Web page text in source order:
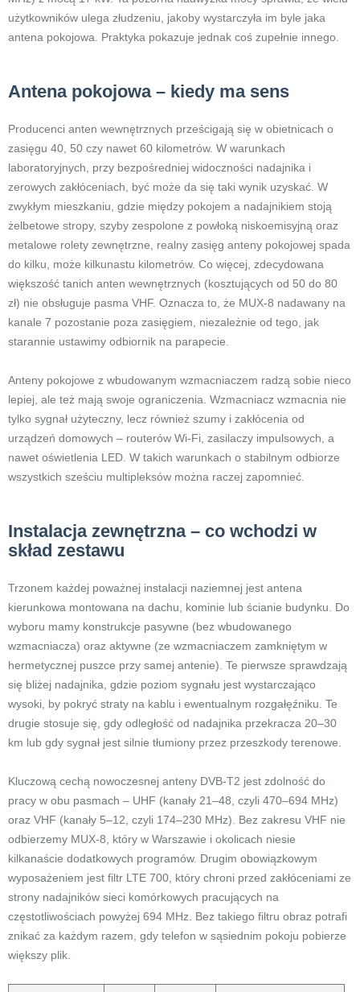
użytkowników ulega złudzeniu, jakoby wystarczyła im byle jaka
antena pokojowa. Praktyka pokazuje jednak coś zupełnie innego.
Antena pokojowa – kiedy ma sens
Producenci anten wewnętrznych prześcigają się w obietnicach o
zasięgu 40, 50 czy nawet 60 kilometrów. W warunkach
laboratoryjnych, przy bezpośredniej widoczności nadajnika i
zerowych zakłóceniach, być może da się taki wynik uzyskać. W
zwykłym mieszkaniu, gdzie między pokojem a nadajnikiem stoją
żelbetowe stropy, szyby zespolone z powłoką niskoemisyjną oraz
metalowe rolety zewnętrzne, realny zasięg anteny pokojowej spada
do kilku, może kilkunastu kilometrów. Co więcej, zdecydowana
większość tanich anten wewnętrznych (kosztujących od 50 do 80
zł) nie obsługuje pasma VHF. Oznacza to, że MUX-8 nadawany na
kanale 7 pozostanie poza zasięgiem, niezależnie od tego, jak
starannie ustawimy odbiornik na parapecie.
Anteny pokojowe z wbudowanym wzmacniaczem radzą sobie nieco
lepiej, ale też mają swoje ograniczenia. Wzmacniacz wzmacnia nie
tylko sygnał użyteczny, lecz również szumy i zakłócenia od
urządzeń domowych – routerów Wi-Fi, zasilaczy impulsowych, a
nawet oświetlenia LED. W takich warunkach o stabilnym odbiorze
wszystkich sześciu multipleksów można raczej zapomnieć.
Instalacja zewnętrzna – co wchodzi w
skład zestawu
Trzonem każdej poważnej instalacji naziemnej jest antena
kierunkowa montowana na dachu, kominie lub ścianie budynku. Do
wyboru mamy konstrukcje pasywne (bez wbudowanego
wzmacniacza) oraz aktywne (ze wzmacniaczem zamkniętym w
hermetycznej puszce przy samej antenie). Te pierwsze sprawdzają
się bliżej nadajnika, gdzie poziom sygnału jest wystarczająco
wysoki, by pokryć straty na kablu i ewentualnym rozgałęźniku. Te
drugie stosuje się, gdy odległość od nadajnika przekracza 20–30
km lub gdy sygnał jest silnie tłumiony przez przeszkody terenowe.
Kluczową cechą nowoczesnej anteny DVB-T2 jest zdolność do
pracy w obu pasmach – UHF (kanały 21–48, czyli 470–694 MHz)
oraz VHF (kanały 5–12, czyli 174–230 MHz). Bez zakresu VHF nie
odbierzemy MUX-8, który w Warszawie i okolicach niesie
kilkanaście dodatkowych programów. Drugim obowiązkowym
wyposażeniem jest filtr LTE 700, który chroni przed zakłóceniami ze
strony nadajników sieci komórkowych pracujących na
częstotliwościach powyżej 694 MHz. Bez takiego filtru obraz potrafi
znikać za każdym razem, gdy telefon w sąsiednim pokoju pobierze
większy plik.